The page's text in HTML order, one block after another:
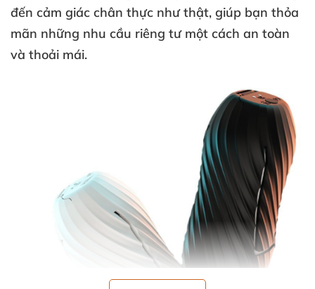
đến cảm giác chân thực như thật, giúp bạn thỏa
mãn những nhu cầu riêng tư một cách an toàn
và thoải mái.